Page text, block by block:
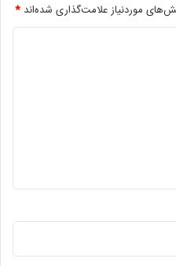
موردنیاز علامت‌گذاری شده‌اند *